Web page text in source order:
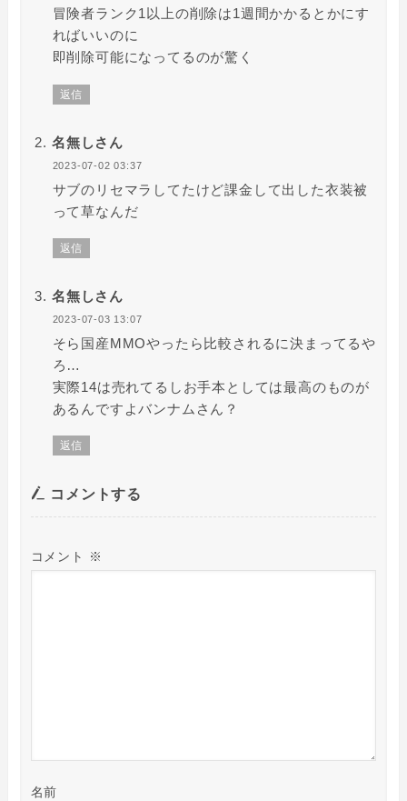
冒険者ランク1以上の削除は1週間かかるとかにす
ればいいのに
即削除可能になってるのが驚く
返信
名無しさん
2023-07-02 03:37
サブのリセマラしてたけど課金して出した衣装被
って草なんだ
返信
名無しさん
2023-07-03 13:07
そら国産MMOやったら比較されるに決まってるや
ろ…
実際14は売れてるしお手本としては最高のものが
あるんですよバンナムさん？
返信
コメントする
コメント ※
名前